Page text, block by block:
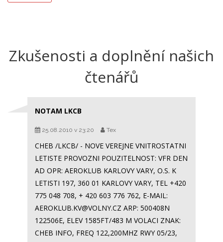
Zkušenosti a doplnění našich
čtenářů
NOTAM LKCB
25.08.2010 v 23:20 Tex
CHEB /LKCB/ - NOVE VEREJNE VNITROSTATNI
LETISTE PROVOZNI POUZITELNOST: VFR DEN
AD OPR: AEROKLUB KARLOVY VARY, O.S. K
LETISTI 197, 360 01 KARLOVY VARY, TEL +420
775 048 708, + 420 603 776 762, E-MAIL:
AEROKLUB.KV@VOLNY.CZ ARP: 500408N
122506E, ELEV 1585FT/483 M VOLACI ZNAK:
CHEB INFO, FREQ 122,200MHZ RWY 05/23,